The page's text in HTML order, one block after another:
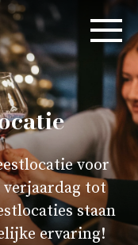
voor
verjaardag tot
staan
ervaring!